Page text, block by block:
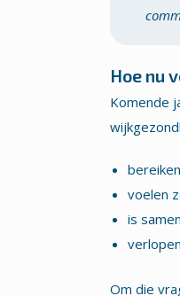
Hoe nu
Komende
voelen
is
Om die